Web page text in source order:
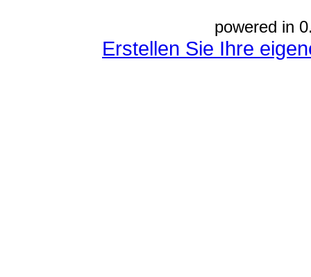
powered in
Erstellen Sie Ihre